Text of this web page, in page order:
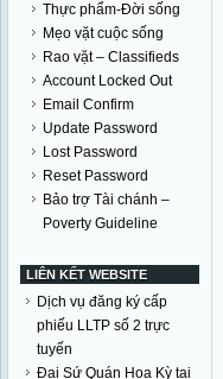
Thực phẩm-Đời sống
Mẹo vặt cuộc sống
Rao vặt – Classifieds
Account Locked Out
Email Confirm
Update Password
Lost Password
Reset Password
Bảo trợ Tài chánh –
Poverty Guideline
LIÊN KẾT WEBSITE
Dịch vụ đăng ký cấp
phiếu LLTP số 2 trực
tuyến
Đại Sứ Quán Hoa Kỳ tại